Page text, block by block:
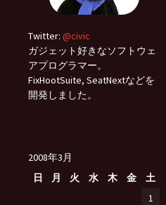
Twitter: @civic
ガジェット好きなソフトウェ
アプログラマー。
FixHootSuite, SeatNextなどを
開発しました。
2008年3月
日
月 火 水 木 金
土
1